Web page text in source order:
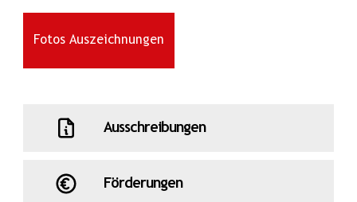
Fotos Auszeichnungen
Ausschreibungen
Förderungen